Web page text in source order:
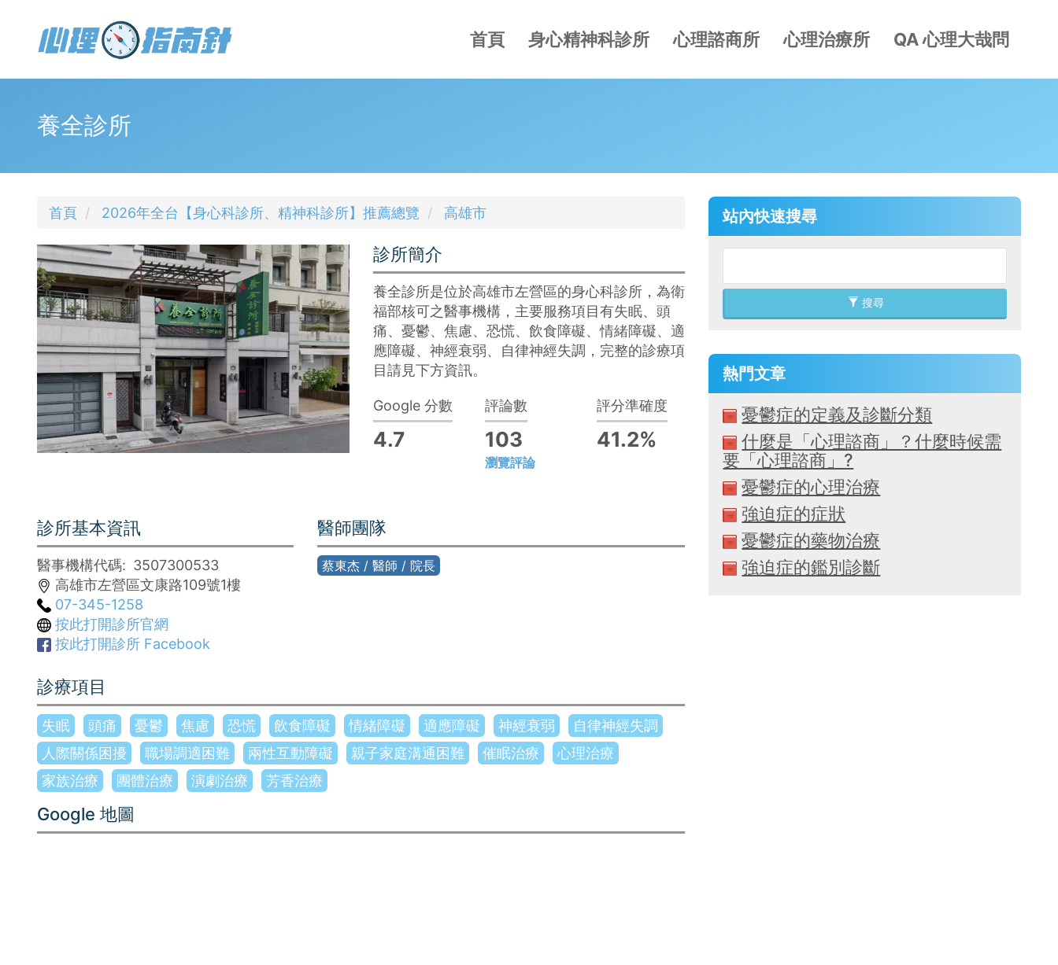
首頁 身心精神科診所 心理諮商所 心理治療所 QA 心理大哉問
養全診所
首頁 2026年全台【身心科診所、精神科診所】推薦總覽 高雄市
診所簡介
養全診所是位於高雄市左營區的身心科診所，為衛
福部核可之醫事機構，主要服務項目有失眠、頭
痛、憂鬱、焦慮、恐慌、飲食障礙、情緒障礙、適
應障礙、神經衰弱、自律神經失調，完整的診療項
目請見下方資訊。
Google 分數
4.7
評論數
103
瀏覽評論
評分準確度
41.2%
診所基本資訊
醫事機構代碼
3507300533
高雄市左營區文康路109號1樓
07-345-1258
按此打開診所官網
按此打開診所 Facebook
醫師團隊
蔡東杰 / 醫師 / 院長
診療項目
失眠 頭痛 憂鬱 焦慮 恐慌 飲食障礙 情緒障礙 適應障礙 神經衰弱
自律神經失調
人際關係困擾
職場調適困難 兩性互動障礙 親子家庭溝通困難 催眠治療
心理治療
家族治療
團體治療 演劇治療 芳香治療
Google 地圖
站內快速搜尋
搜尋
熱門文章
憂鬱症的定義及診斷分類
什麼是「心理諮商」？什麼時候需
要「心理諮商」?
憂鬱症的心理治療
強迫症的症狀
憂鬱症的藥物治療
強迫症的鑑別診斷